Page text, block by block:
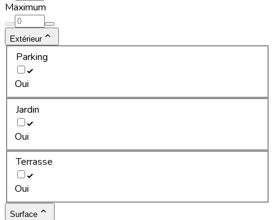
Maximum
Extérieur
Parking
Oui
Jardin
Oui
Terrasse
Oui
Surface